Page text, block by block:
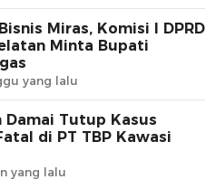
Miras, Komisi I DPRD
Minta Bupati
yang lalu
Damai Tutup Kasus
di PT TBP Kawasi
yang lalu